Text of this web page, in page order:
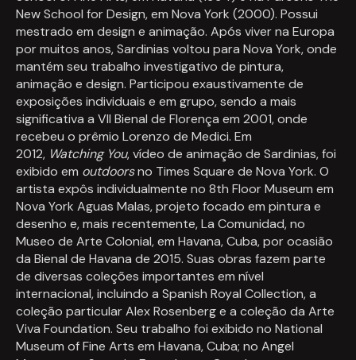
New School for Design, em Nova York (2000). Possui
mestrado em design e animação. Após viver na Europa
por muitos anos, Sardinias voltou para Nova York, onde
mantém seu trabalho investigativo de pintura,
animação e design. Participou exaustivamente de
exposições individuais e em grupo, sendo a mais
significativa a VII Bienal de Florença em 2001, onde
recebeu o prêmio Lorenzo de Medici. Em
2012, Watching You, vídeo de animação de Sardinias, foi
exibido em outdoorsno Times Square de Nova York. O
artista expôs individualmente no 8th Floor Museum em
Nova York Aguas Malas, projeto focado em pintura e
desenho e, mais recentemente, La Comunidad, no
Museo de Arte Colonial, em Havana, Cuba, por ocasião
da Bienal de Havana de 2015. Suas obras fazem parte
de diversas coleções importantes em nível
internacional, incluindo a Spanish Royal Collection, a
coleção particular Alex Rosenberg e a coleção da Arte
Viva Foundation. Seu trabalho foi exibido no National
Museum of Fine Arts em Havana, Cuba; no Angel